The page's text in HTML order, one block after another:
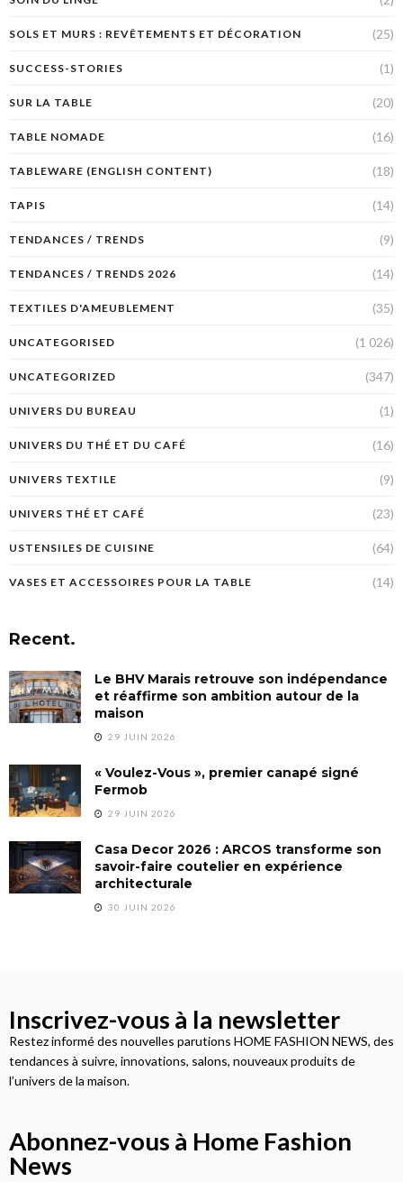
SOLS ET MURS : REVÊTEMENTS ET DÉCORATION (25)
SUCCESS-STORIES (1)
SUR LA TABLE (20)
TABLE NOMADE (16)
TABLEWARE (ENGLISH CONTENT) (18)
TAPIS (14)
TENDANCES / TRENDS (9)
TENDANCES / TRENDS 2026 (14)
TEXTILES D'AMEUBLEMENT (35)
UNCATEGORISED (1 026)
UNCATEGORIZED (347)
UNIVERS DU BUREAU (1)
UNIVERS DU THÉ ET DU CAFÉ (16)
UNIVERS TEXTILE (9)
UNIVERS THÉ ET CAFÉ (23)
USTENSILES DE CUISINE (64)
VASES ET ACCESSOIRES POUR LA TABLE (14)
Recent.
Le BHV Marais retrouve son indépendance
et réaffirme son ambition autour de la
maison
29 JUIN 2026
« Voulez-Vous », premier canapé signé
Fermob
29 JUIN 2026
Casa Decor 2026 : ARCOS transforme son
savoir-faire coutelier en expérience
architecturale
30 JUIN 2026
Inscrivez-vous à la newsletter
Restez informé des nouvelles parutions HOME FASHION NEWS, des
tendances à suivre, innovations, salons, nouveaux produits de
l’univers de la maison.
Abonnez-vous à Home Fashion
News